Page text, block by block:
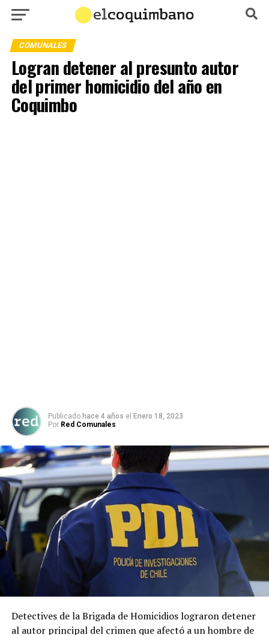
COMUNALES
Logran detener al presunto autor
del primer homicidio del año en
Coquimbo
Publicado hace 4 años el Enero 18, 2023
Por Red Comunales
Detectives de la Brigada de Homicidios lograron detener
al autor principal del crimen que afectó a un hombre de